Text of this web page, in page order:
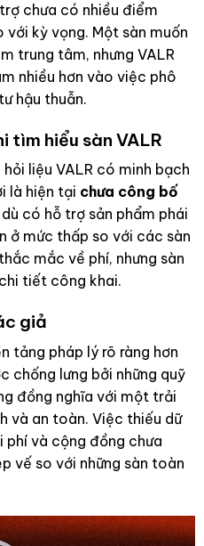
chưa có nhiều điểm
với kỳ vọng. Một sàn muốn
trung tâm, nhưng VALR
nhiều hơn vào việc phô
hậu thuẫn.
tìm hiểu sàn VALR
liệu VALR có minh bạch
là hiện tại chưa công bố
có hỗ trợ sản phẩm phái
ở mức thấp so với các sàn
mắc về phí, nhưng sàn
tiết công khai.
giả
tảng pháp lý rõ ràng hơn
chống lưng bởi những quỹ
đồng nghĩa với một trải
và an toàn. Việc thiếu dữ
phí và cộng đồng chưa
vế so với những sàn toàn